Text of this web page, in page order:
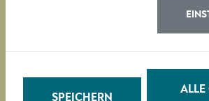
Digitale Amtstafel
Leinen- & Maulkorbpflicht
SPEICHERN
ALLE